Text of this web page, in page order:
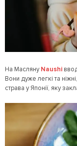
На МаслянуNaushi
Вони дуже легкі та
страва у Японії, яку